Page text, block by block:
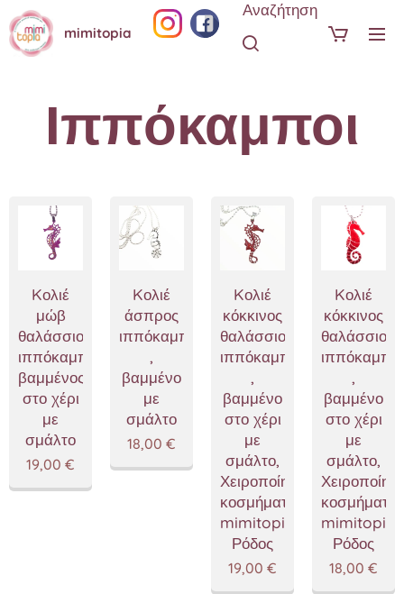
mimitopia
Αναζήτηση
Ιππόκαμποι
Kολιέ
μώβ
θαλάσσιος
ιππόκαμπος
βαμμένος
στο χέρι
με
σμάλτο
19,00 €
Kολιέ
άσπρος
ιππόκαμπος
,
βαμμένο
με
σμάλτο
18,00 €
Kολιέ
κόκκινος
θαλάσσιος
ιππόκαμπος
,
βαμμένο
στο χέρι
με
σμάλτο,
Χειροποίητα
κοσμήματα
mimitopia
Ρόδος
19,00 €
Kολιέ
κόκκινος
θαλάσσιος
,
βαμμένο
στο χέρι
με
σμάλτο,
Χειροποίητα
κοσμήματα
mimitopia
Ρόδος
18,00 €